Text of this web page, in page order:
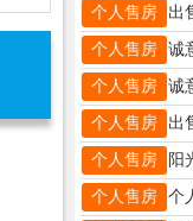
个人售房
个人售房
个人售房
个人售房
个人售房
个人售房